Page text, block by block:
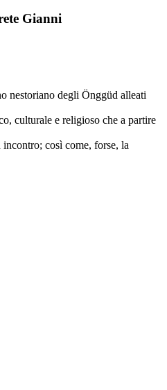
Gianni
nestoriano degli Önggüd alleati
culturale e religioso che a partire
incontro; così come, forse, la